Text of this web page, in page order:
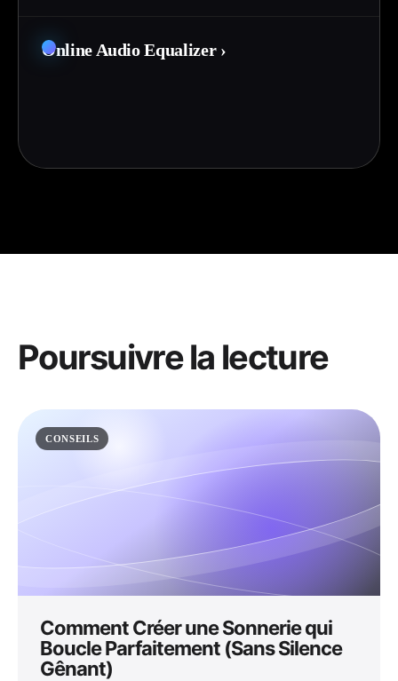
Online Audio Equalizer ›
Poursuivre la lecture
CONSEILS
Comment Créer une Sonnerie qui
Boucle Parfaitement (Sans Silence
Gênant)